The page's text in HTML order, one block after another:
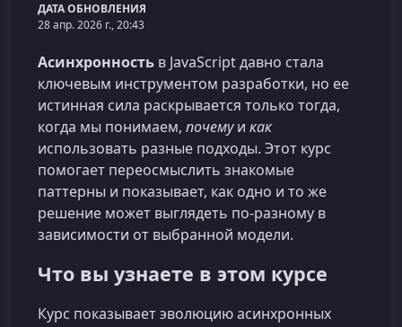
ДАТА ОБНОВЛЕНИЯ
28 апр. 2026 г., 20:43
Асинхронность в JavaScript давно стала
ключевым инструментом разработки, но ее
истинная сила раскрывается только тогда,
когда мы понимаем, почемуи как
использовать разные подходы. Этот курс
помогает переосмыслить знакомые
паттерны и показывает, как одно и то же
решение может выглядеть по‑разному в
зависимости от выбранной модели.
Что вы узнаете в этом курсе
Курс показывает эволюцию асинхронных